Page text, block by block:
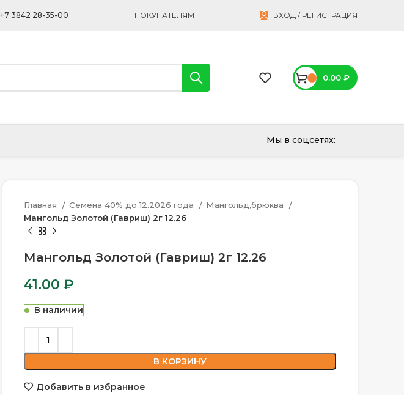
+7 3842 28-35-00 ПОКУПАТЕЛЯМ ВХОД / РЕГИСТРАЦИЯ
0.00 ₽
Мы в соцсетях:
Главная Семена 40% до 12.2026 года
Мангольд,брюква
Мангольд Золотой (Гавриш) 2г 12.26
Мангольд Золотой (Гавриш) 2г 12.26
41.00 ₽
В наличии
В КОРЗИНУ
Добавить в избранное